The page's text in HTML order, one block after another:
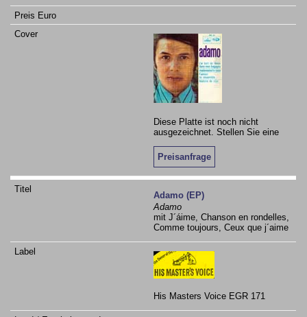
Diese Platte ist noch nicht
ausgezeichnet. Stellen Sie eine
Preisanfrage
Adamo (EP)
Adamo
mit J´áime, Chanson en rondelles,
Comme toujours, Ceux que j´aime
His Masters Voice EGR 171